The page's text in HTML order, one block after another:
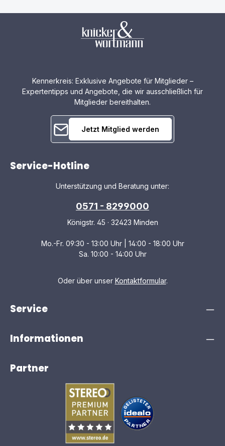
Kennerkreis: Exklusive Angebote für Mitglieder –
Expertentipps und Angebote, die wir ausschließlich für
Mitglieder bereithalten.
Jetzt Mitglied werden
Service-Hotline
Unterstützung und Beratung unter:
0571 - 8299000
Königstr. 45 · 32423 Minden
Mo.-Fr. 09:30 - 13:00 Uhr | 14:00 - 18:00 Uhr
Sa. 10:00 - 14:00 Uhr
Oder über unser Kontaktformular.
Service
Informationen
Partner